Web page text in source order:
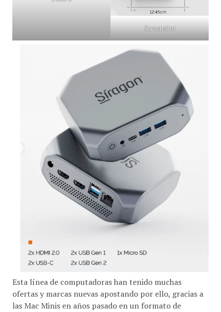
Screenshot
ofertas y marcas nuevas apostando por ello, gracias a
las Mac Minis en años pasado en un formato de
computación perfecto para oficinas, pequeños